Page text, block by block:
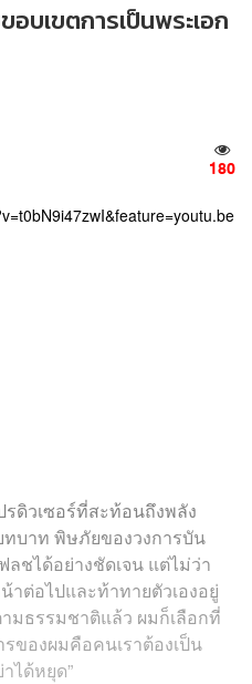
บเขตการเป็นพระเอก
180
ดิวเซอร์ที่สะท้อนถึงพลัง
บาท พิษภัยของวงการบัน
ชได้อย่างชัดเจน แต่ไม่ว่า
าต่อไปและท้าทายตัวเองอยู่
ามธรรมชาติแล้ว ผมก็เลือกที่
ของผมคือคนเราต้องเป็น
ได้หยุด”